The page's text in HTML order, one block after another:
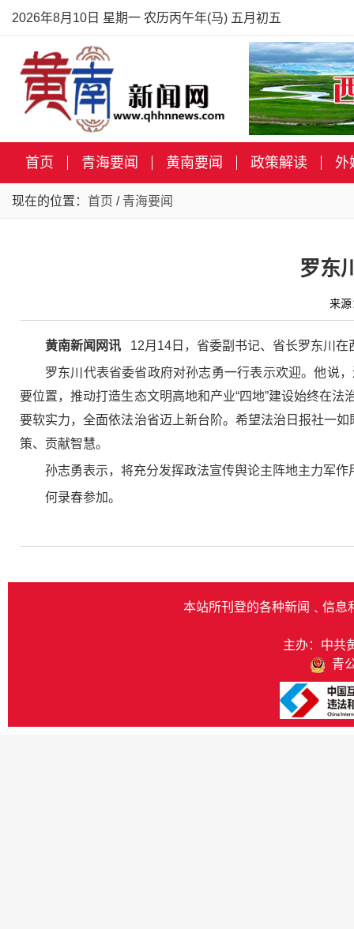
2026年8月10日 星期一 农历丙午年(马) 五月初五
首页 青海要闻 黄南要闻 政策解读 外
现在的位置： 首页 / 青海要闻
罗东
来
黄南新闻网讯
12月14日，省委副书记、省长罗东川
罗东川代表省委省政府对孙志勇一行表示欢迎。他说
要位置，推动打造生态文明高地和产业“四地”建设始终在
要软实力，全面依法治省迈上新台阶。希望法治日报社一
策、贡献智慧。
孙志勇表示，将充分发挥政法宣传舆论主阵地主力军
何录春参加。
本站所刊登的各种新闻﹑信息
主办：中共
青